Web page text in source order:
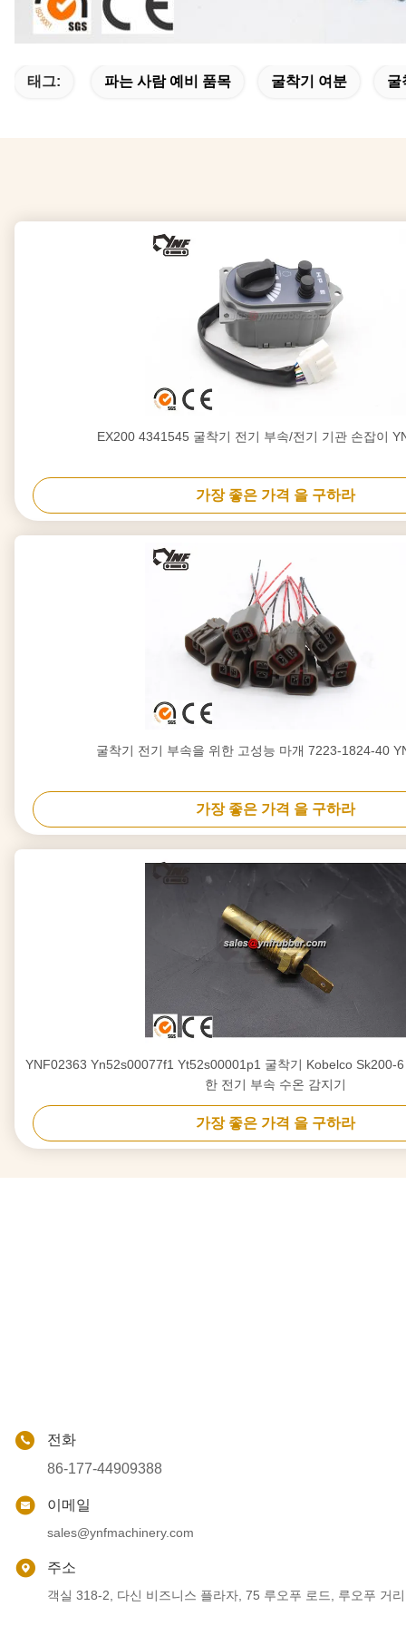
태그: 파는 사람 예비 품목 굴착기 여분 굴
EX200 4341545 굴착기 전기 부속/전기 기관 손잡이
가장 좋은 가격 을 구하라
굴착기 전기 부속을 위한 고성능 마개 7223-1824-40
가장 좋은 가격 을 구하라
YNF02363 Yn52s00077f1 Yt52s00001p1 굴착기 Kobelco Sk200-
한 전기 부속 수온 감지기
가장 좋은 가격 을 구하라
전화
86-177-44909388
이메일
sales@ynfmachinery.com
주소
객실 318-2, 다신 비즈니스 플라자, 75 루오푸 로드, 루오푸 거